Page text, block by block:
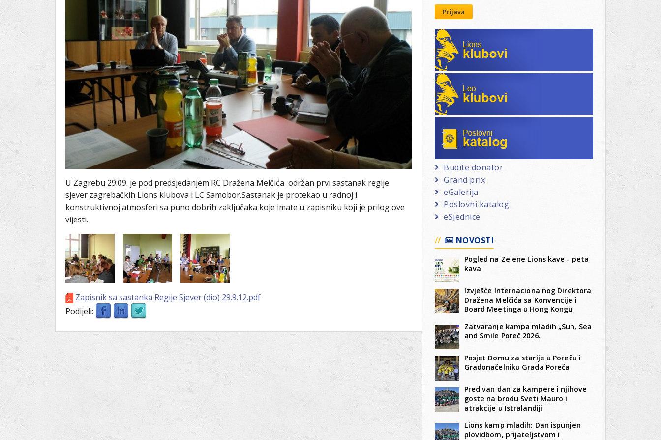
Lions International
Podaci o LEO D-126 i kontakt
U Zagrebu 29.09. je pod predsjedanjem RC Dražena Melčića održan prvi sastanak regije
sjever zagrebačkih Lions klubova i LC Samobor.Sastanak je protekao u radnoj i
konstruktivnoj atmosferi sa puno dobrih zaključaka koje imate u zapisniku koji je prilog ove
vijesti.
Zapisnik sa sastanka Regije Sjever (dio) 29.9.12.pdf
Podijeli:
Prijava
Lions klubovi
Leo klubovi
Budite donator
Grand prix
eGalerija
Poslovni katalog
eSjednice
NOVOSTI
Pogled na Zelene Lions kave - peta
kava
Izvješće Internacionalnog Direktora
Dražena Melčića sa Konvencije i
Board Meetinga u Hong Kongu
Zatvaranje kampa mladih „Sun, Sea
and Smile Poreč 2026.
Posjet Domu za starije u Poreču i
Gradonačelniku Grada Poreča
Predivan dan za kampere i njihove
goste na brodu Sveti Mauro i
atrakcije u Istralandiji
Lions kamp mladih: Dan ispunjen
plovidbom, prijateljstvom i